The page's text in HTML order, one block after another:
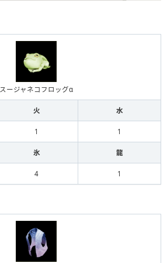
スージャネコフロッグα
火 水
1 1
氷 龍
4 1